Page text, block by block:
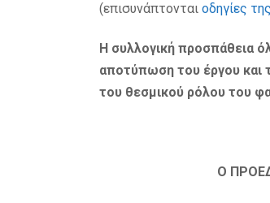
(επισυνάπτονται οδηγίες
Η συλλογική προσπάθεια
αποτύπωση του έργου και
του θεσμικού ρόλου του
Ο